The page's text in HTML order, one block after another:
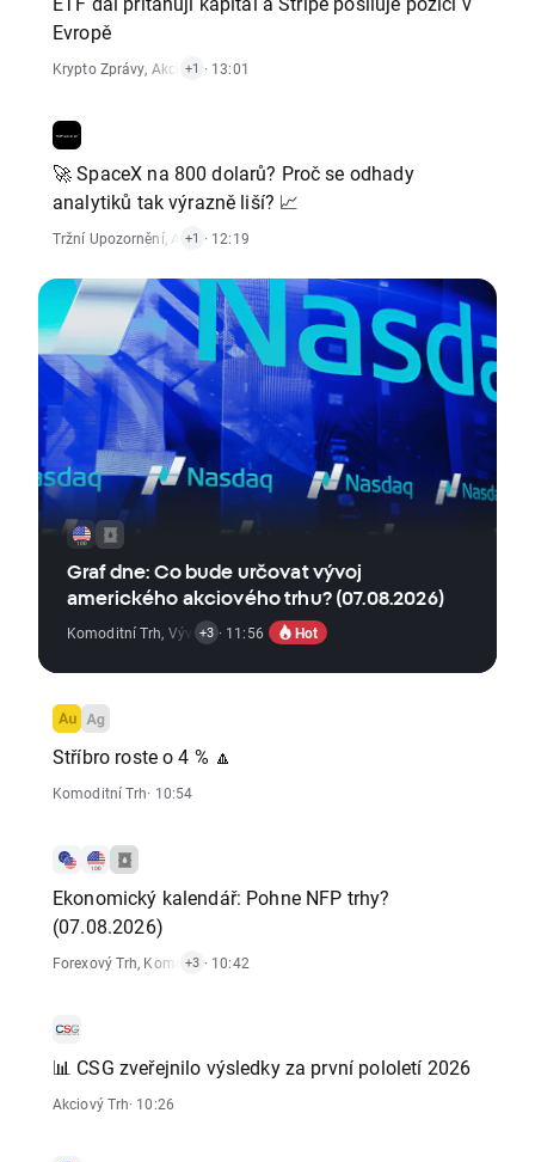
Evropě
Krypto Zprávy, Akciový Trh
+1 · 13:01
🚀 SpaceX na 800 dolarů? Proč se odhady
analytiků tak výrazně liší? 📈
Tržní Upozornění, Akciový Trh
+1 · 12:19
Graf dne: Co bude určovat vývoj
amerického akciového trhu? (07.08.2026)
Komoditní Trh, Vývoj Indexů,Ekonomické Reporty
+3 · 11:56 Hot
Stříbro roste o 4 % 🔼
Komoditní Trh· 10:54
Ekonomický kalendář: Pohne NFP trhy?
(07.08.2026)
Forexový Trh, Komoditní Trh,Ekonomické Reporty
+3 · 10:42
📊 CSG zveřejnilo výsledky za první pololetí 2026
Akciový Trh· 10:26